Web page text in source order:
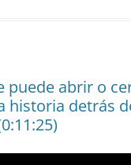
puede abrir o
historia detrás